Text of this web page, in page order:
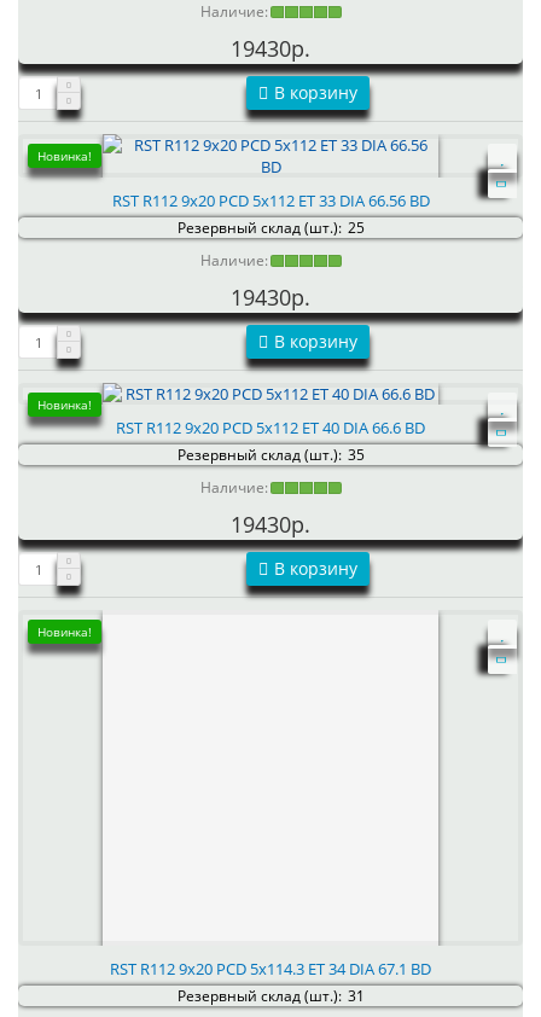
Наличие:
19430р.
В корзину
Новинка!
RST R112 9x20 PCD 5x112 ET 33 DIA 66.56 BD
Резервный склад (шт.): 25
Наличие:
19430р.
В корзину
Новинка!
RST R112 9x20 PCD 5x112 ET 40 DIA 66.6 BD
Резервный склад (шт.): 35
Наличие:
19430р.
В корзину
Новинка!
RST R112 9x20 PCD 5x114.3 ET 34 DIA 67.1 BD
Резервный склад (шт.): 31